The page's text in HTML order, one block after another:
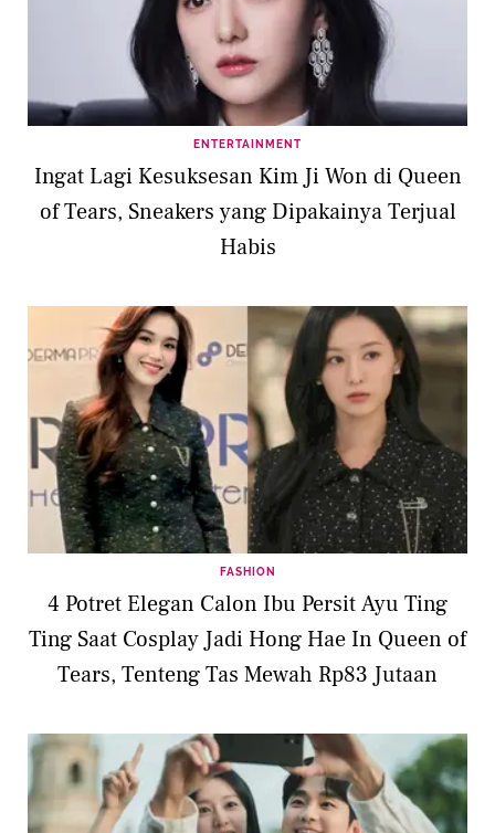
ENTERTAINMENT
Ingat Lagi Kesuksesan Kim Ji Won di Queen
of Tears, Sneakers yang Dipakainya Terjual
Habis
FASHION
4 Potret Elegan Calon Ibu Persit Ayu Ting
Ting Saat Cosplay Jadi Hong Hae In Queen of
Tears, Tenteng Tas Mewah Rp83 Jutaan